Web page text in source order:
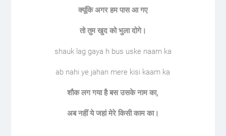
क्यूंकि अगर हम पास आ गए
तो तुम खुद को भुला दोगे।
shauk lag gaya h bus uske naam ka
ab nahi ye jahan mere kisi kaam ka
शौक लग गया है बस उसके नाम का,
अब नहीं ये जहां मेरे किसी काम का।